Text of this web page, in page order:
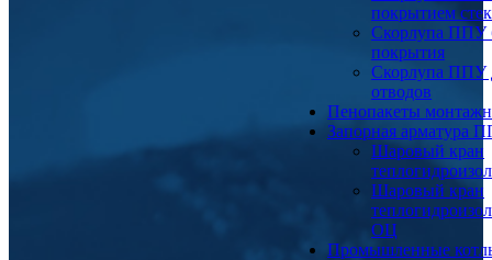
покрытием
Скорлупа ППУ
покрытия
Скорлупа ППУ
отводов
Пенопакеты
Запорная арматура
Шаровый кран
Шаровый кран
ОЦ
Промышленные